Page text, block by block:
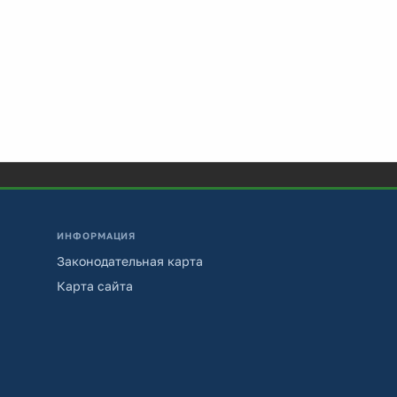
ИНФОРМАЦИЯ
Законодательная карта
Карта сайта